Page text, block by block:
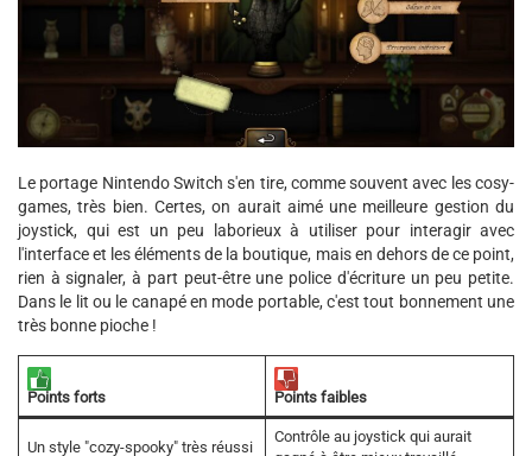
Le portage Nintendo Switch s'en tire, comme souvent avec les cosy-
games, très bien. Certes, on aurait aimé une meilleure gestion du
joystick, qui est un peu laborieux à utiliser pour interagir avec
l'interface et les éléments de la boutique, mais en dehors de ce point,
rien à signaler, à part peut-être une police d'écriture un peu petite.
Dans le lit ou le canapé en mode portable, c'est tout bonnement une
très bonne pioche !
Points forts Points faibles
Un style "cozy-spooky" très réussi
Contrôle au joystick qui aurait